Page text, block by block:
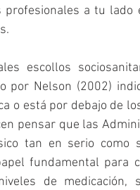
profesionales a tu
escollos
por Nelson (2002)
o está por debajo de
pensar que las
tan en serio como
fundamental para
de medicación,